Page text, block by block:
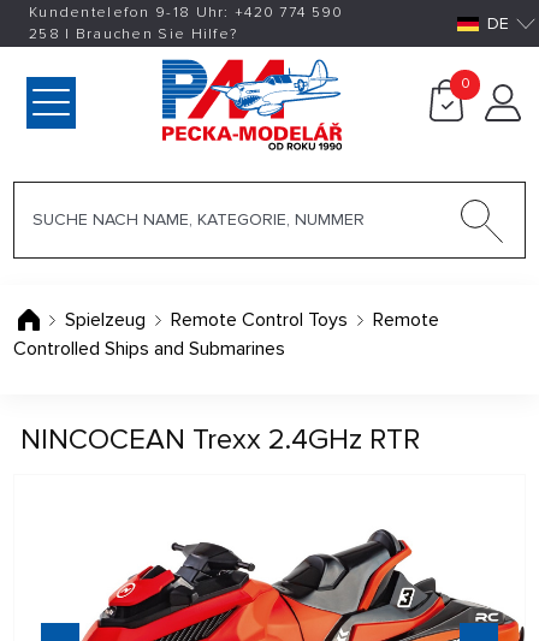
Kundentelefon 9-18 Uhr: +420774 590
258 | Brauchen Sie Hilfe? DE
0
Spielzeug Remote Control Toys
Remote
Controlled Ships and Submarines
NINCOCEAN Trexx 2.4GHz RTR